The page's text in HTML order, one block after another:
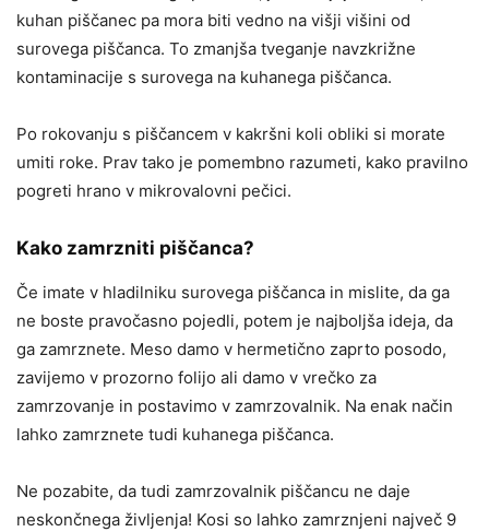
kuhan piščanec pa mora biti vedno na višji višini od
surovega piščanca. To zmanjša tveganje navzkrižne
kontaminacije s surovega na kuhanega piščanca.
Po rokovanju s piščancem v kakršni koli obliki si morate
umiti roke. Prav tako je pomembno razumeti, kako pravilno
pogreti hrano v mikrovalovni pečici.
Kako zamrzniti piščanca?
Če imate v hladilniku surovega piščanca in mislite, da ga
ne boste pravočasno pojedli, potem je najboljša ideja, da
ga zamrznete. Meso damo v hermetično zaprto posodo,
zavijemo v prozorno folijo ali damo v vrečko za
zamrzovanje in postavimo v zamrzovalnik. Na enak način
lahko zamrznete tudi kuhanega piščanca.
Ne pozabite, da tudi zamrzovalnik piščancu ne daje
neskončnega življenja! Kosi so lahko zamrznjeni največ 9